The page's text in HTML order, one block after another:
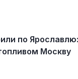
по
Москву